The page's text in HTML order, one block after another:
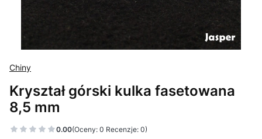
Chiny
Kryształ górski kulka fasetowana
8,5 mm
0.00(Oceny: 0 Recenzje: 0)